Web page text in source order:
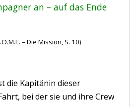
an – auf das Ende
– Die Mission, S. 10)
die Kapitänin dieser
bei der sie und ihre Crew